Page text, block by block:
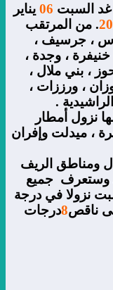
غد السبت 06 يناير
. من المرتقب
، جرسيف ،
خنيفرة ، وجدة ،
، بني ملال ،
، ورززات ،
.
نزول أمطار
، ميدلت وإفران
ومناطق الريف
. وستعرف جميع
نزولا في درجة
ناقص8درجات